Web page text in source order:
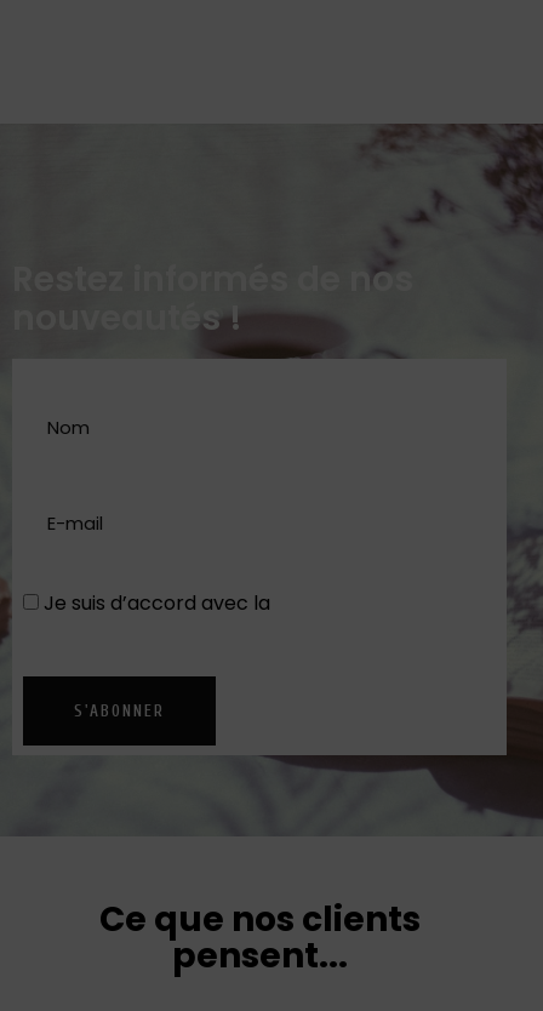
Restez informés de nos
nouveautés !
Je suis d’accord avec la
S'ABONNER
Ce que nos clients
pensent...